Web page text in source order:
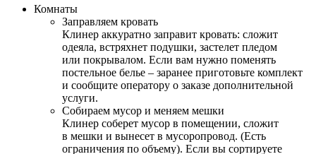
Комнаты
Заправляем кровать
Клинер аккуратно заправит кровать: сложит
одеяла, встряхнет подушки, застелет пледом
или покрывалом. Если вам нужно поменять
постельное белье – заранее приготовьте комплект
и сообщите оператору о заказе дополнительной
услуги.
Собираем мусор и меняем мешки
Клинер соберет мусор в помещении, сложит
в мешки и вынесет в мусоропровод. (Есть
ограничения по объему). Если вы сортируете